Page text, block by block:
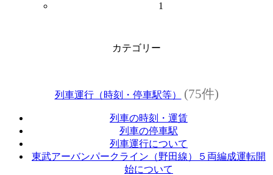
1
カテゴリー
列車運行（時刻・停車駅等） (75件)
列車の時刻・運賃
列車の停車駅
列車運行について
東武アーバンパークライン（野田線）５両編成運転開
始について